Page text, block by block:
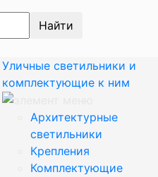
Найти
Уличные светильники и
комплектующие к ним
Архитектурные
светильники
Крепления
Комплектующие